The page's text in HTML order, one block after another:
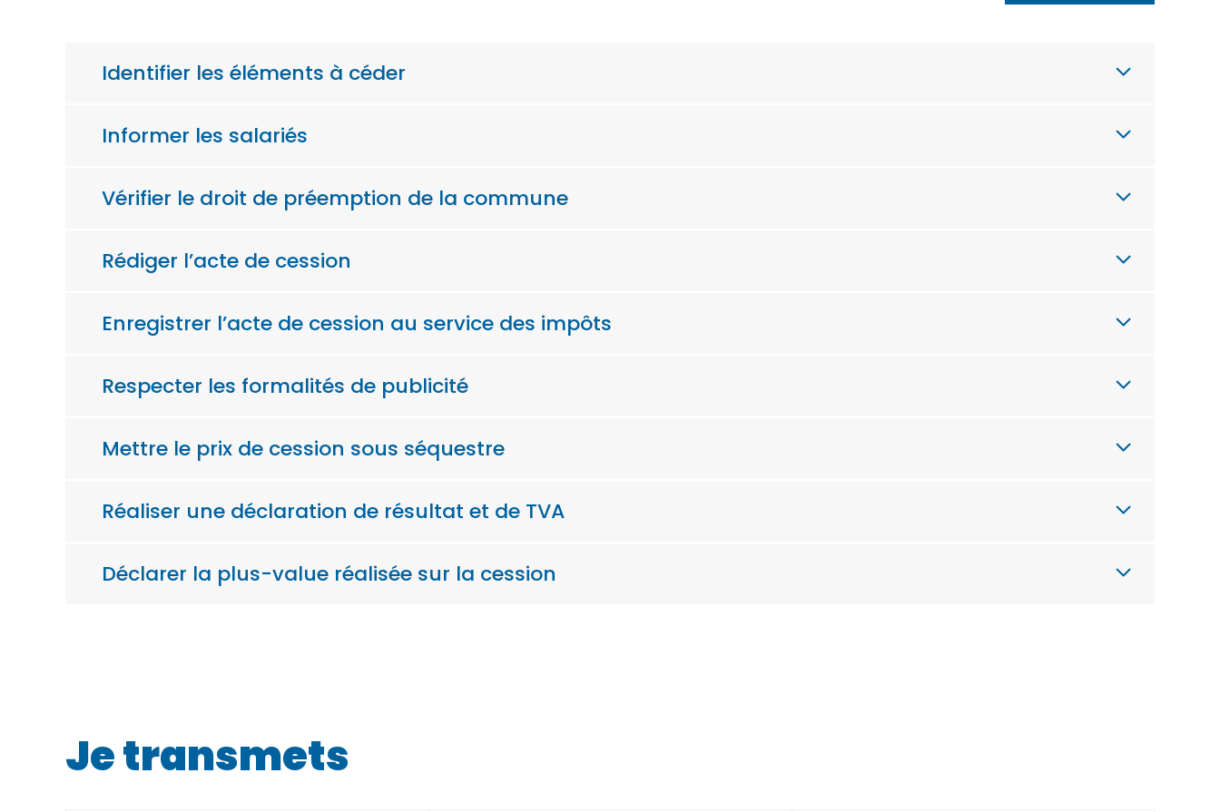
Identifier les éléments à céder
Informer les salariés
Vérifier le droit de préemption de la commune
Rédiger l’acte de cession
Enregistrer l’acte de cession au service des impôts
Respecter les formalités de publicité
Mettre le prix de cession sous séquestre
Réaliser une déclaration de résultat et de TVA
Déclarer la plus-value réalisée sur la cession
Je transmets